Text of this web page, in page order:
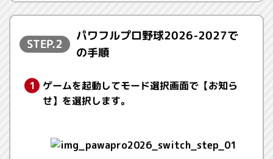
STEP.2
パワフルプロ野球2026-2027で
の手順
ゲームを起動してモード選択画面で【お知ら
せ】を選択します。